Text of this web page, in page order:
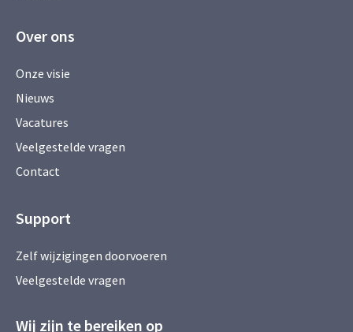
Over ons
Onze visie
Nieuws
Vacatures
Veelgestelde vragen
Contact
Support
Zelf wijzigingen doorvoeren
Veelgestelde vragen
Wij zijn te bereiken op